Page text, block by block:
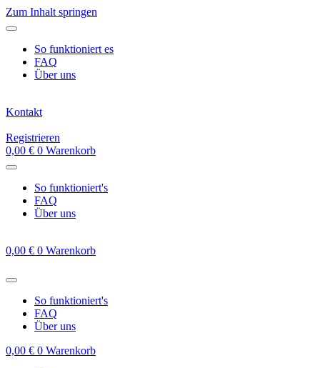
Zum Inhalt springen
So funktioniert es
FAQ
Über uns
Kontakt
Registrieren
0,00 € 0 Warenkorb
So funktioniert's
FAQ
Über uns
0,00 € 0 Warenkorb
So funktioniert's
FAQ
Über uns
0,00 € 0 Warenkorb